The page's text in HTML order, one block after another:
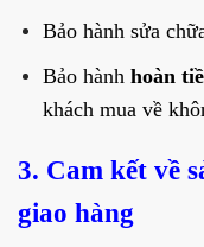
Bảo hành sửa
Bảo hành hoàn
khách mua về
3. Cam kết về
giao hàng